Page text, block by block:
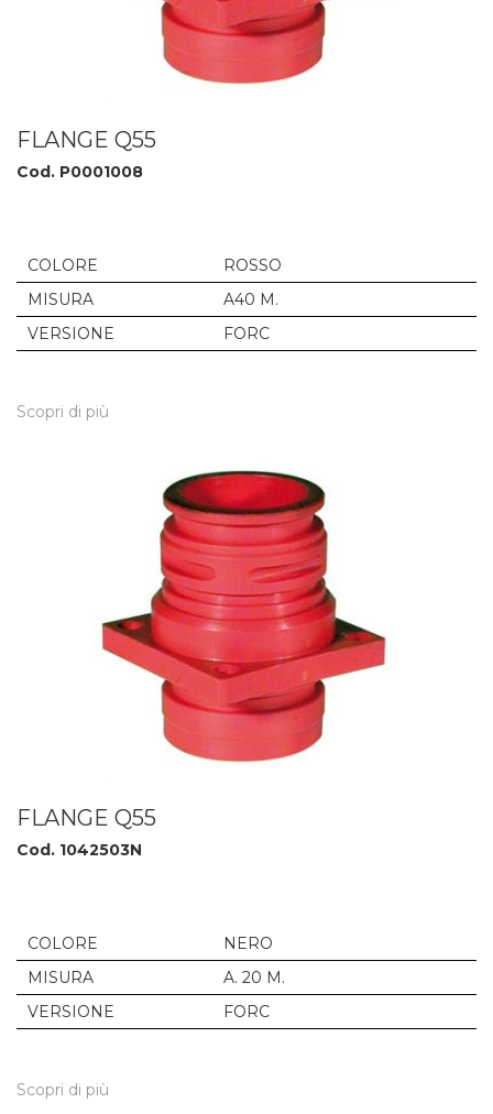
FLANGE Q55
Cod. P0001008
COLORE
ROSSO
MISURA
A40 M.
VERSIONE
FORC
Scopri di più
FLANGE Q55
Cod. 1042503N
COLORE
NERO
MISURA
A. 20 M.
VERSIONE
FORC
Scopri di più